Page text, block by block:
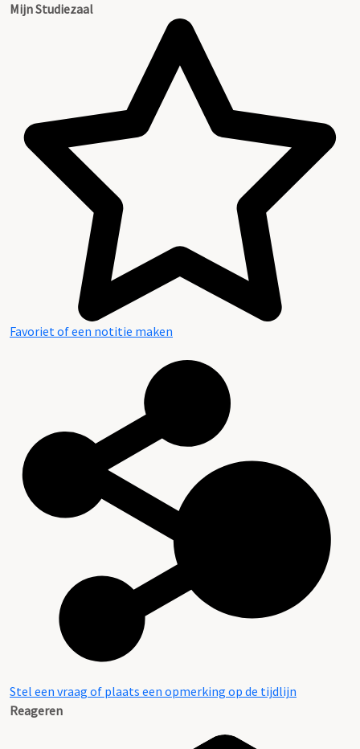
Mijn Studiezaal
Favoriet of een notitie maken
Stel een vraag of plaats een opmerking op de tijdlijn
Reageren